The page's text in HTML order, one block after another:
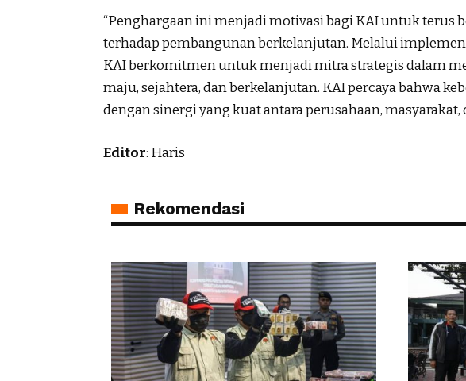
“Penghargaan ini menjadi motivasi bagi KAI untuk terus
terhadap pembangunan berkelanjutan. Melalui
KAI berkomitmen untuk menjadi mitra strategis dalam
maju, sejahtera, dan berkelanjutan. KAI percaya bahwa
dengan sinergi yang kuat antara perusahaan,
Editor: Haris
Rekomendasi